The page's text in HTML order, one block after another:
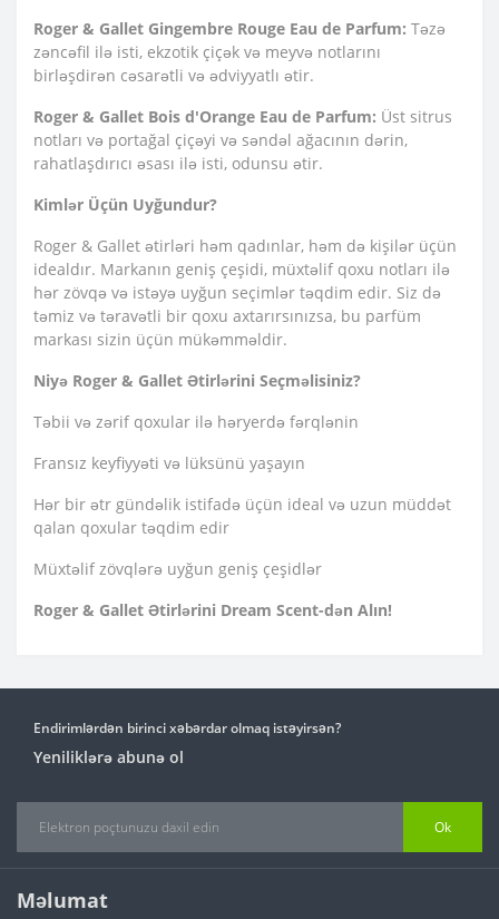
Roger & Gallet Gingembre Rouge Eau de Parfum: Təzə
zəncəfil ilə isti, ekzotik çiçək və meyvə notlarını
birləşdirən cəsarətli və ədviyyatlı ətir.
Roger & Gallet Bois d'Orange Eau de Parfum: Üst sitrus
notları və portağal çiçəyi və səndəl ağacının dərin,
rahatlaşdırıcı əsası ilə isti, odunsu ətir.
Kimlər Üçün Uyğundur?
Roger & Gallet ətirləri həm qadınlar, həm də kişilər üçün
idealdır. Markanın geniş çeşidi, müxtəlif qoxu notları ilə
hər zövqə və istəyə uyğun seçimlər təqdim edir. Siz də
təmiz və təravətli bir qoxu axtarırsınızsa, bu parfüm
markası sizin üçün mükəmməldir.
Niyə Roger & Gallet Ətirlərini Seçməlisiniz?
Təbii və zərif qoxular ilə həryerdə fərqlənin
Fransız keyfiyyəti və lüksünü yaşayın
Hər bir ətr gündəlik istifadə üçün ideal və uzun müddət
qalan qoxular təqdim edir
Müxtəlif zövqlərə uyğun geniş çeşidlər
Roger & Gallet Ətirlərini Dream Scent-dən Alın!
Endirimlərdən birinci xəbərdar olmaq istəyirsən?
Yeniliklərə abunə ol
Ok
Məlumat